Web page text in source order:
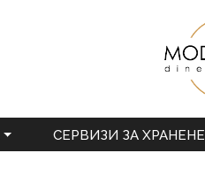
СЕРВИЗИ ЗА ХРАНЕНЕ